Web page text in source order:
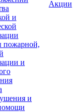
и
пожарной,
и
и
Акции